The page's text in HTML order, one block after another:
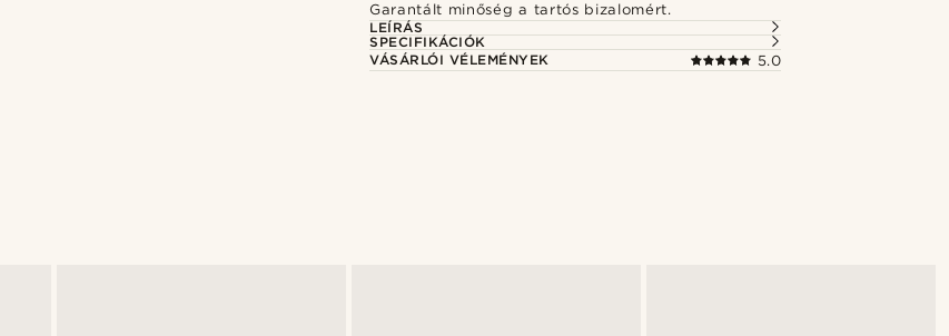
Garantált minőség a tartós bizalomért.
LEÍRÁS
SPECIFIKÁCIÓK
VÁSÁRLÓI VÉLEMÉNYEK
5.0